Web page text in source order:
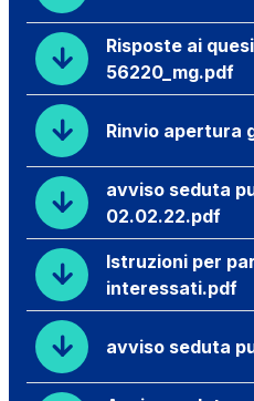
Risposte ai
56220_mg.pdf
Rinvio apertura
avviso seduta
02.02.22.pdf
Istruzioni per
interessati.pdf
avviso seduta